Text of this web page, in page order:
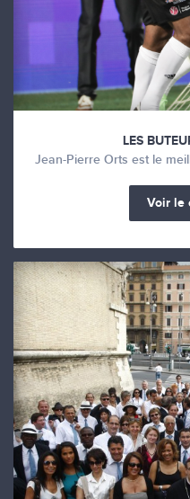
LES
Jean-Pierre Orts est le
Voir le